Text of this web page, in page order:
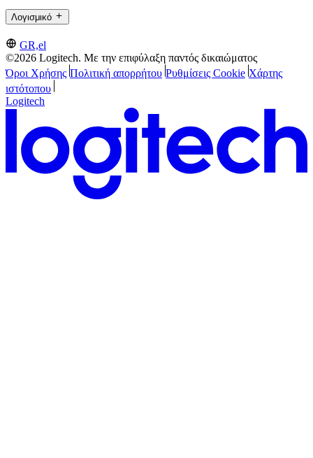
Λογισμικό
GR,el
©2026 Logitech. Με την επιφύλαξη παντός δικαιώματος
Όροι Χρήσης Πολιτική απορρήτου Ρυθμίσεις Cookie Χάρτης
ιστότοπου
Logitech